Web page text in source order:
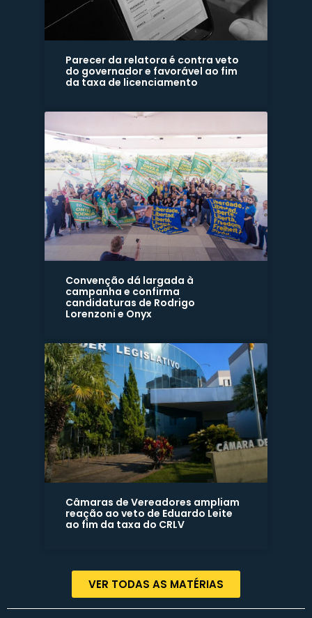
Parecer da relatora é contra veto
do governador e favorável ao fim
da taxa de licenciamento
Convenção dá largada à
campanha e confirma
candidaturas de Rodrigo
Lorenzoni e Onyx
Câmaras de Vereadores ampliam
reação ao veto de Eduardo Leite
ao fim da taxa do CRLV
VER TODAS AS MATÉRIAS